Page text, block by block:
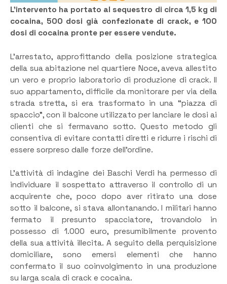
L’intervento ha portato al sequestro di circa 1,5 kg di
cocaina, 500 dosi già confezionate di crack, e 100
dosi di cocaina pronte per essere vendute.
L’arrestato, approfittando della posizione strategica
della sua abitazione nel quartiere Noce, aveva allestito
un vero e proprio laboratorio di produzione di crack. Il
suo appartamento, difficile da monitorare per via della
strada stretta, si era trasformato in una “piazza di
spaccio”, con il balcone utilizzato per lanciare le dosi ai
clienti che si fermavano sotto. Questo metodo gli
consentiva di evitare contatti diretti e ridurre i rischi di
essere sorpreso dalle forze dell’ordine.
L’attività di indagine dei Baschi Verdi ha permesso di
individuare il sospettato attraverso il controllo di un
acquirente che, poco dopo aver ritirato una dose
sotto il balcone, si stava allontanando. I militari hanno
fermato il presunto spacciatore, trovandolo in
possesso di 1.000 euro, presumibilmente provento
della sua attività illecita. A seguito della perquisizione
domiciliare, sono emersi elementi che hanno
confermato il suo coinvolgimento in una produzione
su larga scala di crack e cocaina.